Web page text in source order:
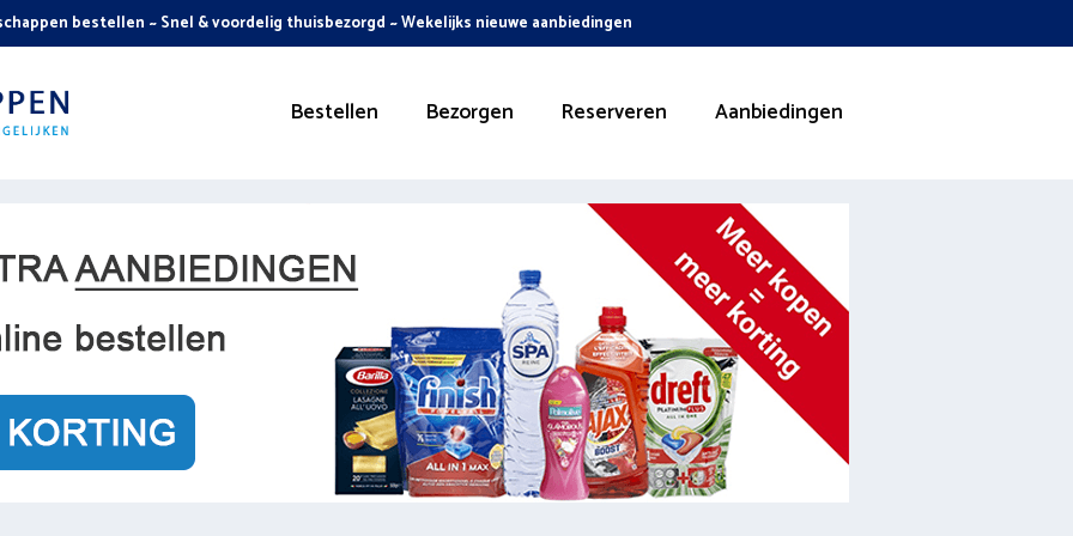
bestellen ~ Snel & voordelig thuisbezorgd ~ Wekelijks nieuwe aanbiedingen
Bestellen Bezorgen Reserveren Aanbiedingen